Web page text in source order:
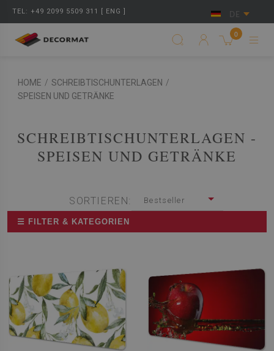
TEL: +49 2099 5509 311 [ ENG ] DE
0
HOME / SCHREIBTISCHUNTERLAGEN /
SPEISEN UND GETRÄNKE
SCHREIBTISCHUNTERLAGEN -
SPEISEN UND GETRÄNKE
SORTIEREN: Bestseller
☰ FILTER & KATEGORIEN